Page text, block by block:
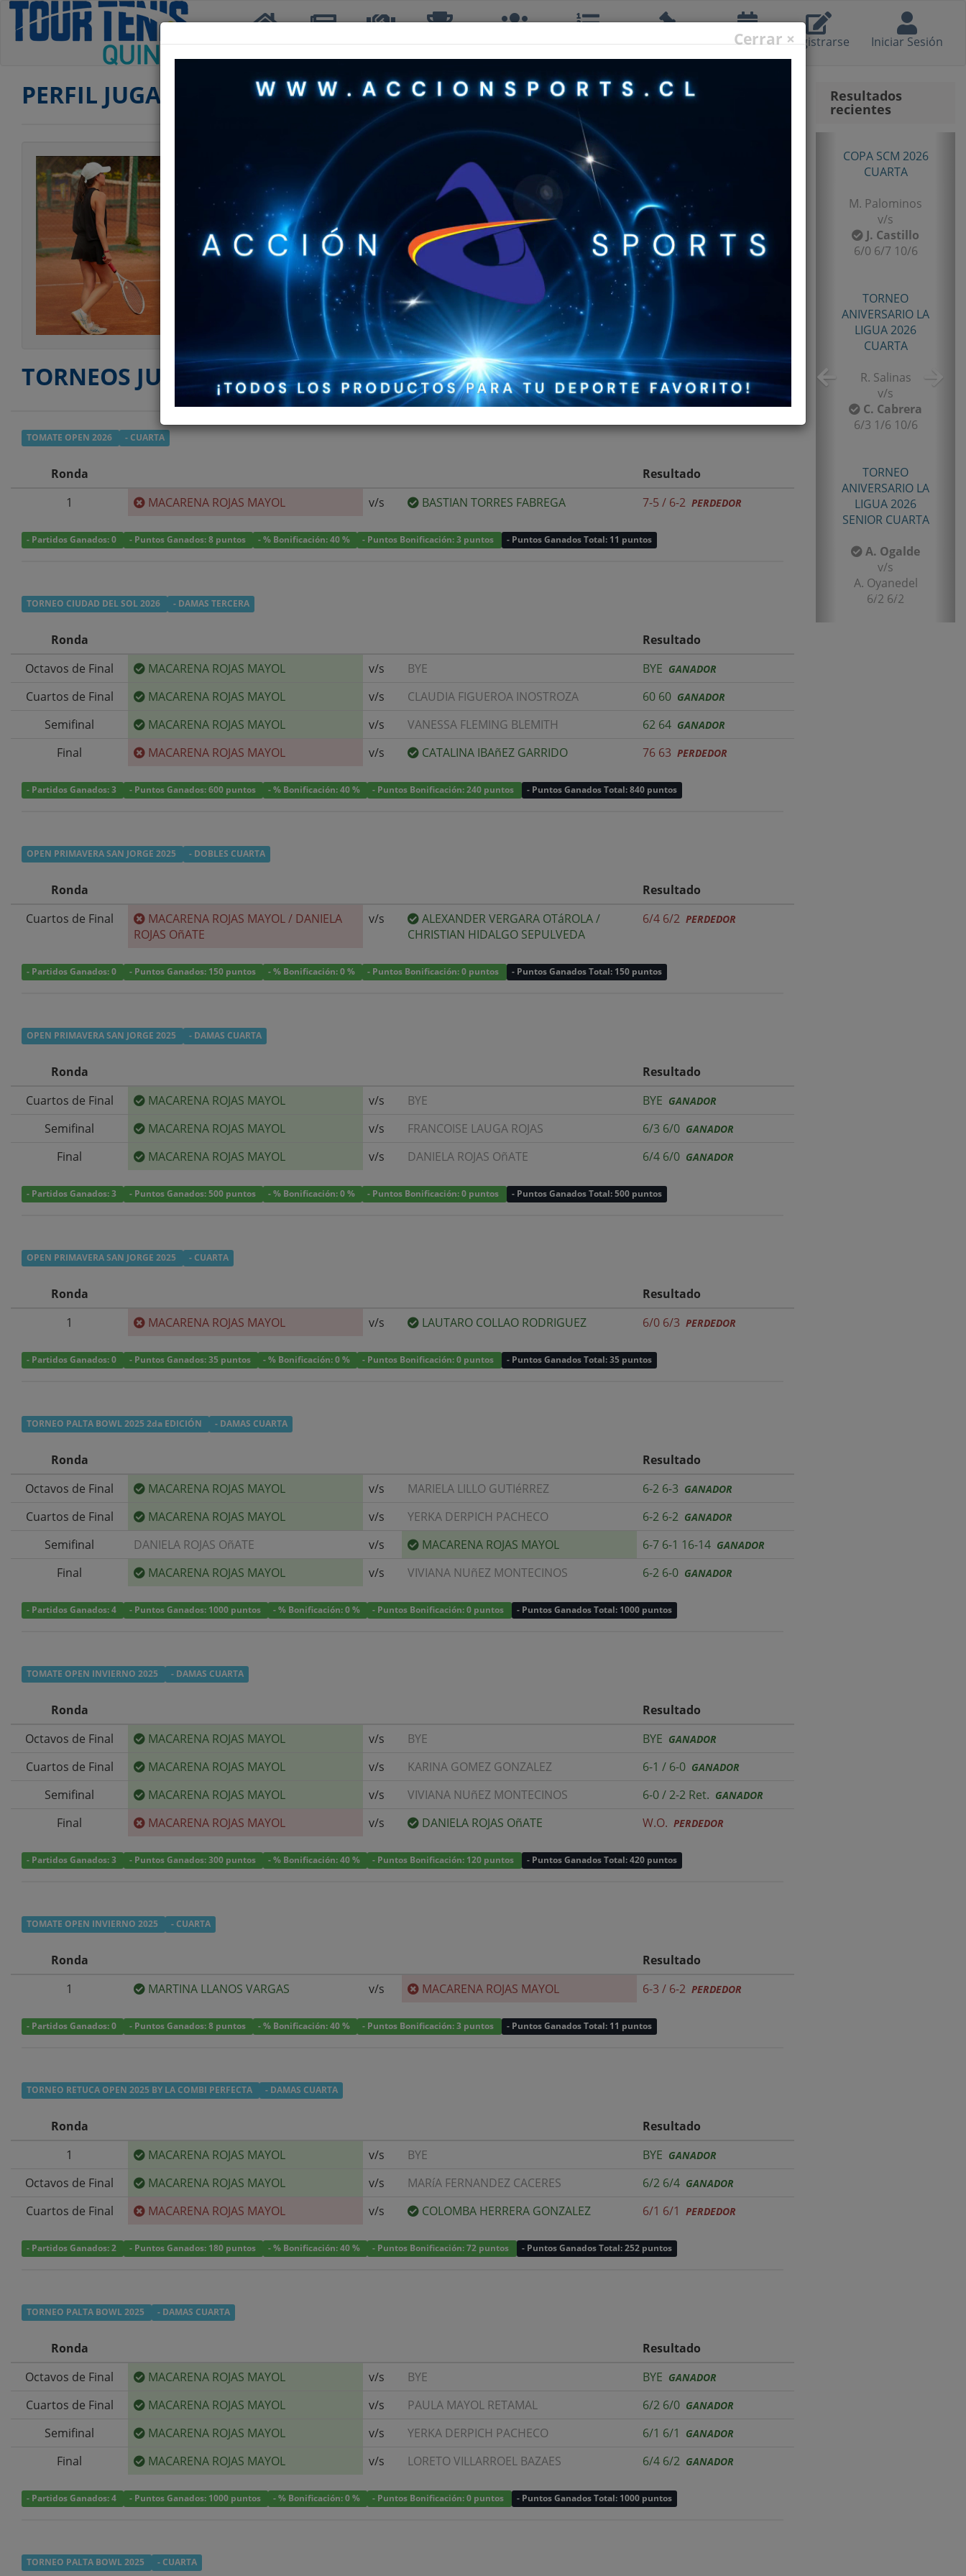
Registrarse Iniciar Sesión
Inicio Noticias TTQ Torneos Interclubes Ranking Reglamento Calendario
PERFIL JUGADOR
Jugador
MACARENA ROJAS MAYOL
4º, 4ºS, 3ºDAM, 4º DOBLES
35 años
Club
CLUB DE TENIS SAN JORGE
Ranking CUARTA
173º
Ranking DAMAS
60º
Ranking DAMAS TERCERA
3º
Ranking DOBLES CUARTA
31º
Sin Info
Sin Info
Estilo Juego
Sin Info
TORNEOS JUGADOS
TOMATE OPEN 2026 - CUARTA
Ronda
Resultado
1
MACARENA ROJAS MAYOL v/s BASTIAN TORRES FABREGA 7-5 / 6-2 PERDEDOR
- Partidos Ganados: 0 - Puntos Ganados: 8 puntos - % Bonificación: 40 % - Puntos Bonificación: 3 puntos - Puntos Ganados Total: 11 puntos
TORNEO CIUDAD DEL SOL 2026 - DAMAS TERCERA
Ronda
Resultado
Octavos de Final
MACARENA ROJAS MAYOL v/s BYE BYE GANADOR
Cuartos de Final MACARENA ROJAS MAYOL v/s CLAUDIA FIGUEROA INOSTROZA 60 60 GANADOR
Semifinal MACARENA ROJAS MAYOL v/s VANESSA FLEMING BLEMITH 62 64 GANADOR
Final MACARENA ROJAS MAYOL v/s CATALINA IBAñEZ GARRIDO 76 63 PERDEDOR
- Partidos Ganados: 3 - Puntos Ganados: 600 puntos - % Bonificación: 40 % - Puntos Bonificación: 240 puntos - Puntos Ganados Total: 840 puntos
OPEN PRIMAVERA SAN JORGE 2025 - DOBLES CUARTA
Ronda
Resultado
Cuartos de Final
MACARENA ROJAS MAYOL/ DANIELA
ROJAS OñATE
v/s ALEXANDER VERGARA OTáROLA/
CHRISTIAN HIDALGO SEPULVEDA
6/4 6/2 PERDEDOR
- Partidos Ganados: 0 - Puntos Ganados: 150 puntos - % Bonificación: 0 % - Puntos Bonificación: 0 puntos - Puntos Ganados Total: 150 puntos
OPEN PRIMAVERA SAN JORGE 2025 - DAMAS CUARTA
Ronda
Resultado
Cuartos de Final
MACARENA ROJAS MAYOL v/s BYE BYE GANADOR
Semifinal MACARENA ROJAS MAYOL v/s FRANCOISE LAUGA ROJAS 6/3 6/0 GANADOR
Final MACARENA ROJAS MAYOL v/s DANIELA ROJAS OñATE 6/4 6/0 GANADOR
- Partidos Ganados: 3 - Puntos Ganados: 500 puntos - % Bonificación: 0 % - Puntos Bonificación: 0 puntos - Puntos Ganados Total: 500 puntos
OPEN PRIMAVERA SAN JORGE 2025 - CUARTA
Ronda
Resultado
1
MACARENA ROJAS MAYOL v/s LAUTARO COLLAO RODRIGUEZ 6/0 6/3 PERDEDOR
- Partidos Ganados: 0 - Puntos Ganados: 35 puntos - % Bonificación: 0 % - Puntos Bonificación: 0 puntos - Puntos Ganados Total: 35 puntos
TORNEO PALTA BOWL 2025 2da EDICIÓN - DAMAS CUARTA
Ronda
Resultado
Octavos de Final
MACARENA ROJAS MAYOL v/s MARIELA LILLO GUTIéRREZ 6-2 6-3 GANADOR
Cuartos de Final MACARENA ROJAS MAYOL v/s YERKA DERPICH PACHECO 6-2 6-2 GANADOR
Semifinal DANIELA ROJAS OñATE v/s MACARENA ROJAS MAYOL 6-7 6-1 16-14 GANADOR
Final MACARENA ROJAS MAYOL v/s VIVIANA NUñEZ MONTECINOS 6-2 6-0 GANADOR
- Partidos Ganados: 4 - Puntos Ganados: 1000 puntos - % Bonificación: 0 % - Puntos Bonificación: 0 puntos - Puntos Ganados Total: 1000 puntos
TOMATE OPEN INVIERNO 2025 - DAMAS CUARTA
Ronda
Resultado
Octavos de Final
MACARENA ROJAS MAYOL v/s BYE BYE GANADOR
Cuartos de Final MACARENA ROJAS MAYOL v/s KARINA GOMEZ GONZALEZ 6-1 / 6-0 GANADOR
Semifinal MACARENA ROJAS MAYOL v/s VIVIANA NUñEZ MONTECINOS 6-0 / 2-2 Ret. GANADOR
Final MACARENA ROJAS MAYOL v/s DANIELA ROJAS OñATE W.O. PERDEDOR
- Partidos Ganados: 3 - Puntos Ganados: 300 puntos - % Bonificación: 40 % - Puntos Bonificación: 120 puntos - Puntos Ganados Total: 420 puntos
TOMATE OPEN INVIERNO 2025 - CUARTA
Ronda
Resultado
1
MARTINA LLANOS VARGAS v/s MACARENA ROJAS MAYOL 6-3 / 6-2 PERDEDOR
- Partidos Ganados: 0 - Puntos Ganados: 8 puntos - % Bonificación: 40 % - Puntos Bonificación: 3 puntos - Puntos Ganados Total: 11 puntos
TORNEO RETUCA OPEN 2025 BY LA COMBI PERFECTA - DAMAS CUARTA
Ronda
Resultado
1
MACARENA ROJAS MAYOL v/s BYE BYE GANADOR
Octavos de Final MACARENA ROJAS MAYOL v/s MARíA FERNANDEZ CACERES 6/2 6/4 GANADOR
Cuartos de Final MACARENA ROJAS MAYOL v/s COLOMBA HERRERA GONZALEZ 6/1 6/1 PERDEDOR
- Partidos Ganados: 2 - Puntos Ganados: 180 puntos - % Bonificación: 40 % - Puntos Bonificación: 72 puntos - Puntos Ganados Total: 252 puntos
TORNEO PALTA BOWL 2025 - DAMAS CUARTA
Ronda
Resultado
Octavos de Final
MACARENA ROJAS MAYOL v/s BYE BYE GANADOR
Cuartos de Final MACARENA ROJAS MAYOL v/s PAULA MAYOL RETAMAL 6/2 6/0 GANADOR
Semifinal MACARENA ROJAS MAYOL v/s YERKA DERPICH PACHECO 6/1 6/1 GANADOR
Final MACARENA ROJAS MAYOL v/s LORETO VILLARROEL BAZAES 6/4 6/2 GANADOR
- Partidos Ganados: 4 - Puntos Ganados: 1000 puntos - % Bonificación: 0 % - Puntos Bonificación: 0 puntos - Puntos Ganados Total: 1000 puntos
TORNEO PALTA BOWL 2025 - CUARTA
Resultados
recientes
TORNEO
ANIVERSARIO LA
SENIOR TERCERA
B. Castillo
v/s
TORNEO TENIS TOUR
QUINTA 2026
E. Castro
v/s
I. Rubiño
TORNEO TENIS TOUR
QUINTA 2026
PRIMERA
F. Matamala
v/s
L. Palma
6-1/6-3
Cerrar ×